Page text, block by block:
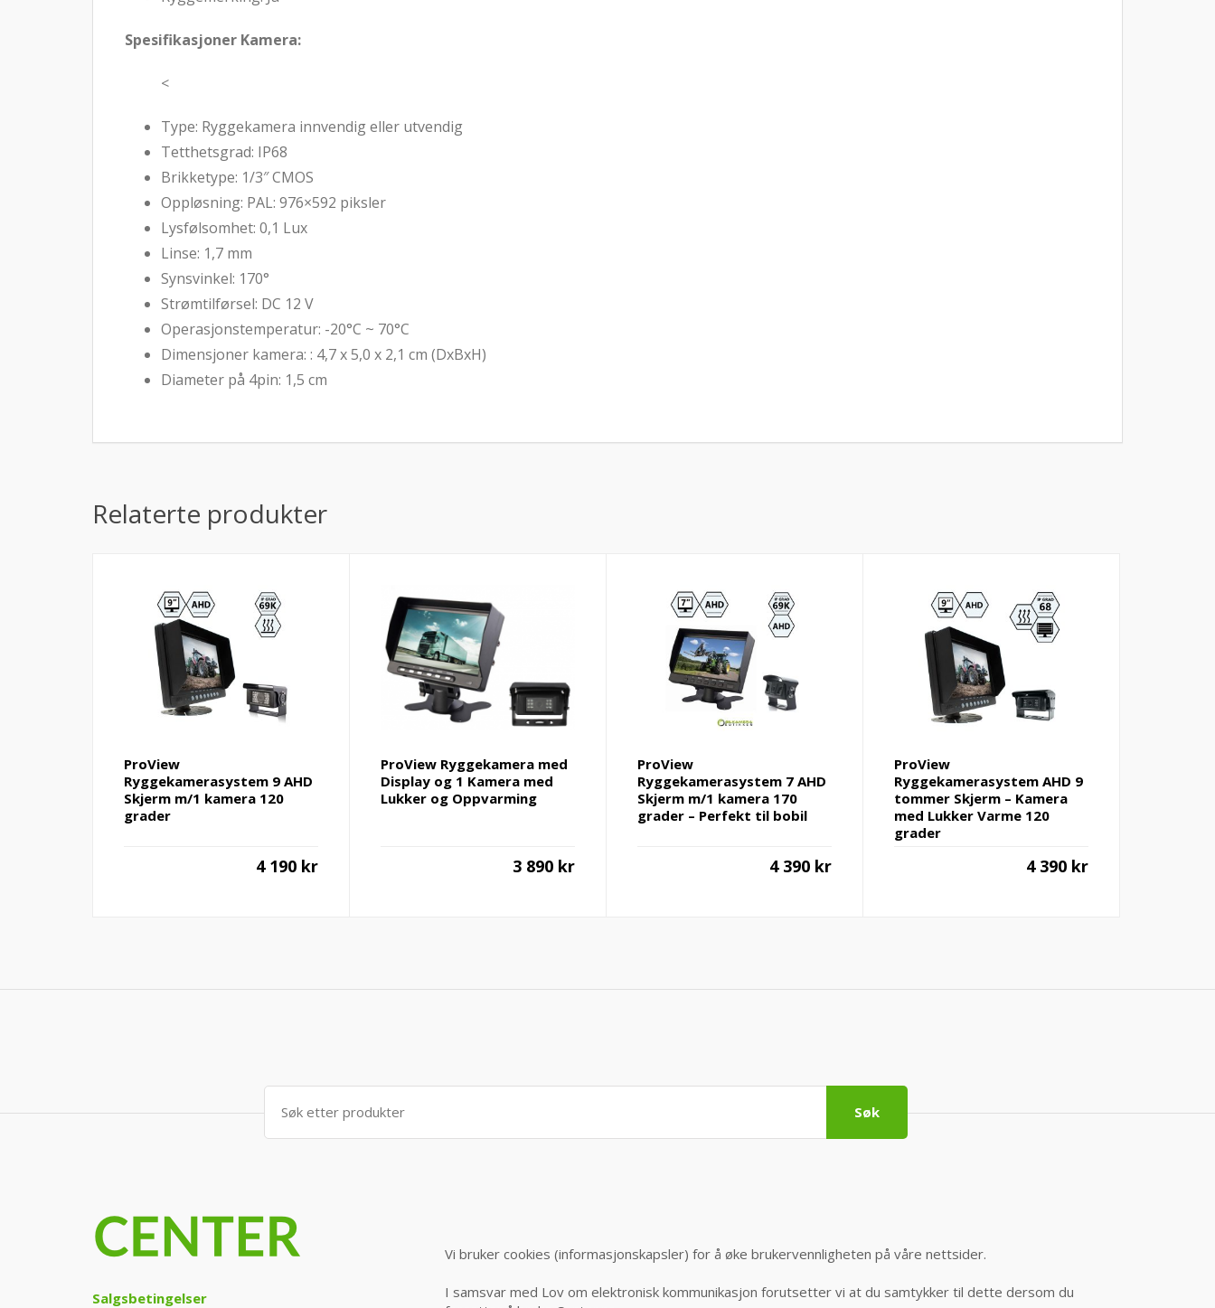
Spesifikasjoner Kamera:
<
Type: Ryggekamera innvendig eller utvendig
Tetthetsgrad: IP68
Brikketype: 1/3″ CMOS
Oppløsning: PAL: 976×592 piksler
Lysfølsomhet: 0,1 Lux
Linse: 1,7 mm
Synsvinkel: 170°
Strømtilførsel: DC 12 V
Operasjonstemperatur: -20°C ~ 70°C
Dimensjoner kamera: : 4,7 x 5,0 x 2,1 cm (DxBxH)
Diameter på 4pin: 1,5 cm
Relaterte produkter
ProView
Ryggekamerasystem 9 AHD
Skjerm m/1 kamera 120
grader
4 190 kr
ProView Ryggekamera med
Display og 1 Kamera med
Lukker og Oppvarming
3 890 kr
ProView
Ryggekamerasystem 7 AHD
Skjerm m/1 kamera 170
grader – Perfekt til bobil
4 390 kr
ProView
Ryggekamerasystem AHD 9
tommer Skjerm – Kamera
med Lukker Varme 120
grader
4 390 kr
Søk
etter:
Søk
Salgsbetingelser
Vi bruker cookies (informasjonskapsler) for å øke brukervennligheten på våre nettsider.
I samsvar med Lov om elektronisk kommunikasjon forutsetter vi at du samtykker til dette dersom du